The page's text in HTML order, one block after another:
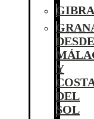
DESDE
Y
DEL
SOL